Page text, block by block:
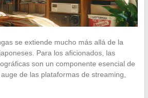
se extiende mucho más allá de la
Para los aficionados, las
son un componente esencial de
de las plataformas de streaming,